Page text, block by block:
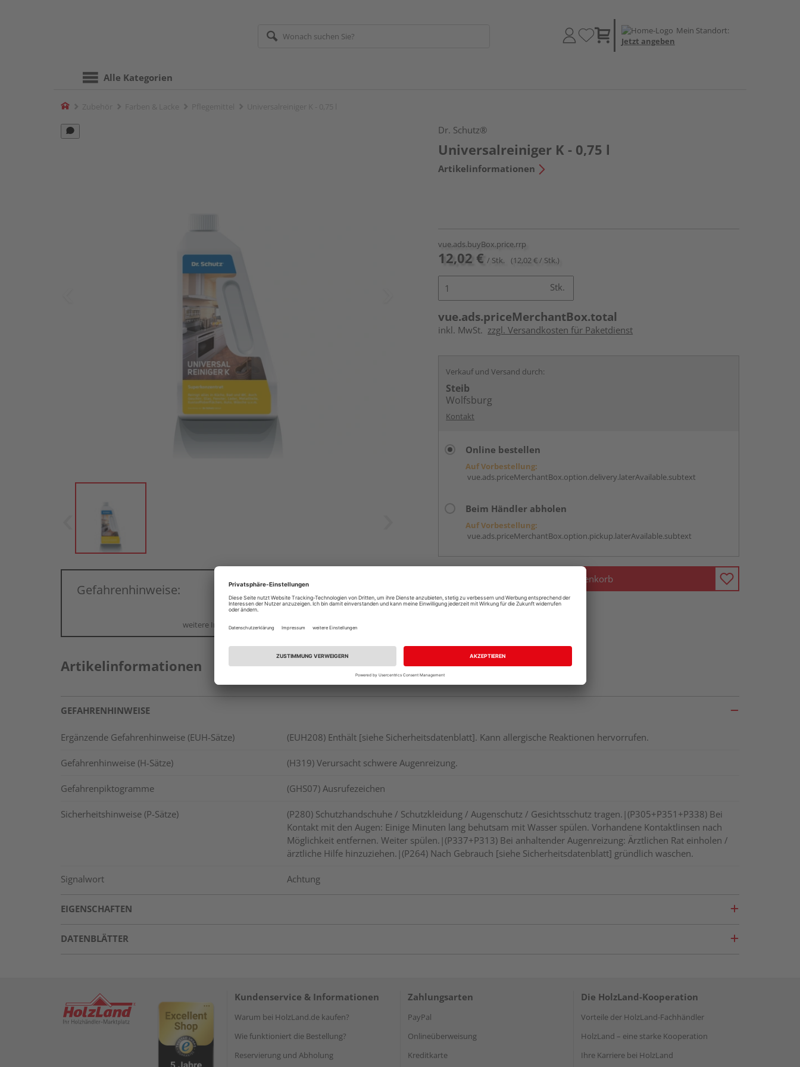
Mein Standort:
Jetzt angeben
Alle Kategorien
Home
Gefahrenhinweise:
weitere Informationen
Dr. Schutz®
Universalreiniger K - 0,75 l
Artikelinformationen
vue.ads.buyBox.price.rrp
12,02 € / Stk. (12,02 € / Stk.)
Stk.
vue.ads.priceMerchantBox.total
inkl. MwSt. zzgl. Versandkosten für Paketdienst
Verkauf und Versand durch:
Steib
Wolfsburg
Kontakt
Online bestellen
Auf Vorbestellung:
vue.ads.priceMerchantBox.option.delivery.laterAvailable.subtext
Beim Händler abholen
Auf Vorbestellung:
vue.ads.priceMerchantBox.option.pickup.laterAvailable.subtext
In den Warenkorb
Artikelinformationen
GEFAHRENHINWEISE
Ergänzende Gefahrenhinweise (EUH-Sätze) (EUH208) Enthält [siehe Sicherheitsdatenblatt]. Kann allergische Reaktionen hervorrufen.
Gefahrenhinweise (H-Sätze) (H319) Verursacht schwere Augenreizung.
Gefahrenpiktogramme (GHS07) Ausrufezeichen
Sicherheitshinweise (P-Sätze)
(P280) Schutzhandschuhe / Schutzkleidung / Augenschutz / Gesichtsschutz tragen.|(P305+P351+P338) Bei
Kontakt mit den Augen: Einige Minuten lang behutsam mit Wasser spülen. Vorhandene Kontaktlinsen nach
Möglichkeit entfernen. Weiter spülen.|(P337+P313) Bei anhaltender Augenreizung: Ärztlichen Rat einholen /
ärztliche Hilfe hinzuziehen.|(P264) Nach Gebrauch [siehe Sicherheitsdatenblatt] gründlich waschen.
Signalwort Achtung
EIGENSCHAFTEN
DATENBLÄTTER
Kundenservice & Informationen
Warum bei HolzLand.de kaufen?
Wie funktioniert die Bestellung?
Reservierung und Abholung
Zahlungsarten
PayPal
Onlineüberweisung
Kreditkarte
Die HolzLand-Kooperation
Vorteile der HolzLand-Fachhändler
HolzLand – eine starke Kooperation
Ihre Karriere bei HolzLand